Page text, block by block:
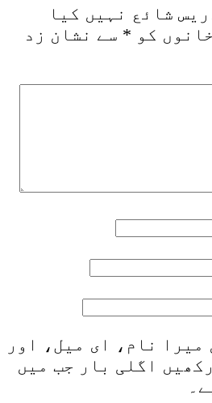
شائع نہیں کیا
کو * سے نشان زد
میرا نام، ای میل، اور
اگلی بار جب میں